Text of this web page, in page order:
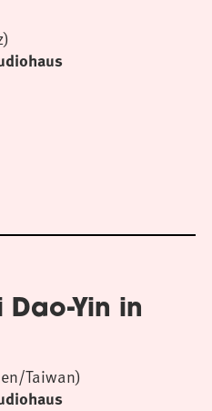
Dao-Yin in
Taiwan)